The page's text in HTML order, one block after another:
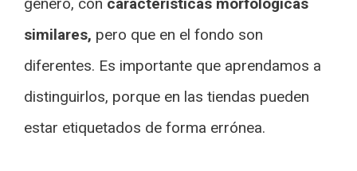
similares, pero que en el fondo son
diferentes. Es importante que aprendamos a
distinguirlos, porque en las tiendas pueden
estar etiquetados de forma errónea.